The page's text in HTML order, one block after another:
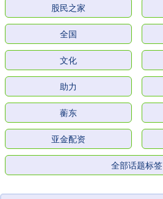
股民之家
全国
文化
助力
蘅东
亚金配资
全部话题标签